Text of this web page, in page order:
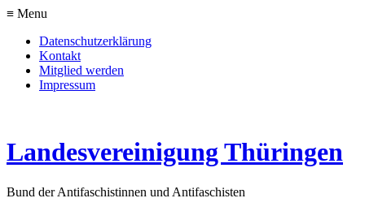
≡ Menu
Datenschutzerklärung
Kontakt
Mitglied werden
Impressum
Landesvereinigung Thüringen
Bund der Antifaschistinnen und Antifaschisten